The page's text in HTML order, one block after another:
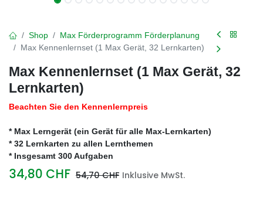
Shop
Max Förderprogramm Förderplanung
Max Kennenlernset (1 Max Gerät, 32 Lernkarten)
Max Kennenlernset (1 Max Gerät, 32
Lernkarten)
Beachten Sie den Kennenlernpreis
* Max Lerngerät (ein Gerät für alle Max-Lernkarten)
* 32 Lernkarten zu allen Lernthemen
* Insgesamt 300 Aufgaben
34,80 CHF 54,70CHF Inklusive MwSt.